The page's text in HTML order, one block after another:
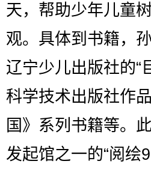
天，帮助少年儿童
观。具体到书籍，
辽宁少儿出版社的“
科学技术出版社作
国》系列书籍等。
发起馆之一的“阅绘